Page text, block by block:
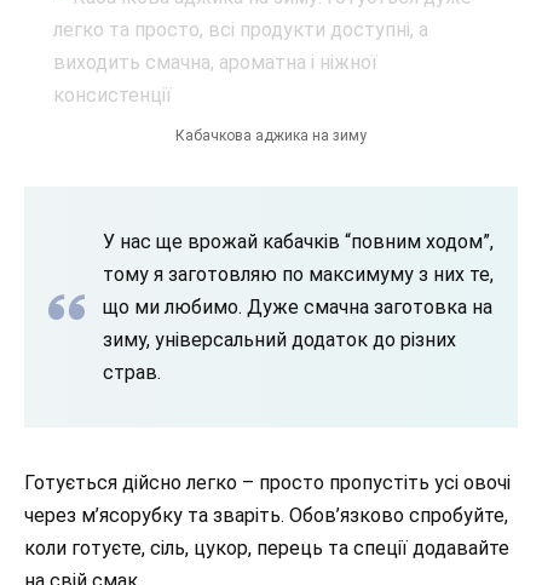
Кабачкова аджика на зиму
У нас ще врожай кабачків “повним ходом”,
тому я заготовляю по максимуму з них те,
що ми любимо. Дуже смачна заготовка на
зиму, універсальний додаток до різних
страв.
Готується дійсно легко – просто пропустіть усі овочі
через м’ясорубку та зваріть. Обов’язково спробуйте,
коли готуєте, сіль, цукор, перець та спеції додавайте
на свій смак.